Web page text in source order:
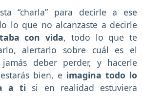
“charla” para decirle a ese
lo que no alcanzaste a decirle
con vida, todo lo que te
alertarlo sobre cuál es el
deber perder, y hacerle
bien, e imagina todo lo
a ti si en realidad estuviera